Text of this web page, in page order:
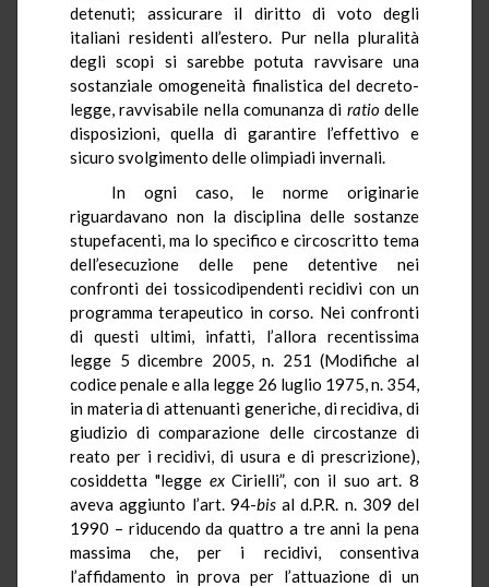
detenuti; assicurare il diritto di voto degli
italiani residenti all’estero. Pur nella pluralità
degli scopi si sarebbe potuta ravvisare una
sostanziale omogeneità finalistica del decreto-
legge, ravvisabile nella comunanza di ratiodelle
disposizioni, quella di garantire l’effettivo e
sicuro svolgimento delle olimpiadi invernali.
In ogni caso, le norme originarie
riguardavano non la disciplina delle sostanze
stupefacenti, ma lo specifico e circoscritto tema
dell’esecuzione delle pene
detentive nei
confronti dei tossicodipendenti recidivi con un
programma terapeutico in corso. Nei confronti
di questi ultimi, infatti, l’allora recentissima
legge 5 dicembre 2005, n. 251 (Modifiche al
codice penale e alla legge 26 luglio 1975, n. 354,
in materia di attenuanti generiche, di recidiva, di
giudizio di comparazione delle circostanze di
reato per i recidivi, di usura e di prescrizione),
cosiddetta "legge exCirielli”, con il suo art. 8
aveva aggiunto l’art. 94-bisald.P.R. n. 309 del
1990 – riducendo da quattro a tre anni la pena
massima che, per i recidivi, consentiva
l’affidamento in prova per l’attuazione di un